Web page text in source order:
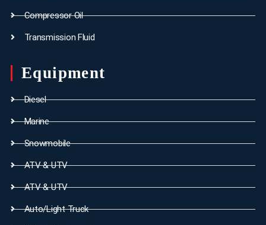
Compressor Oil
Transmission Fluid
Equipment
Diesel
Marine
Snowmobile
ATV & UTV
ATV & UTV
Auto/Light Truck